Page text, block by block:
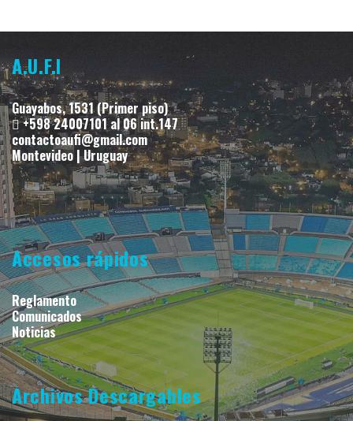
A.U.F.I
Guayabos, 1531 (Primer piso)
+598 24007101 al 06 int.147
contactoaufi@gmail.com
Montevideo | Uruguay
Accesos rápidos
Reglamento
Comunicados
Noticias
Archivos Descargables